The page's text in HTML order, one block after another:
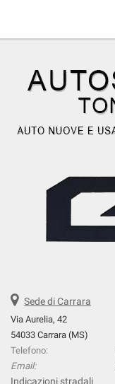
Sede di Carrara
Via Aurelia, 42
54033 Carrara (MS)
Telefono:
Email:
Indicazioni stradali